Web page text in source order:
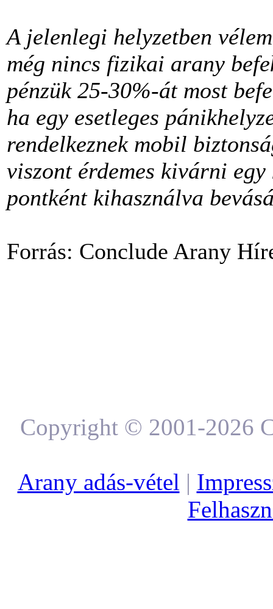
A jelenlegi helyzetben
még nincs fizikai arany
pénzük 25-30%-át most
ha egy esetleges
rendelkeznek mobil
viszont érdemes kivárni
pontként kihasználva
Forrás: Conclude Arany
Copyright © 2001-2026
Arany adás-vétel |